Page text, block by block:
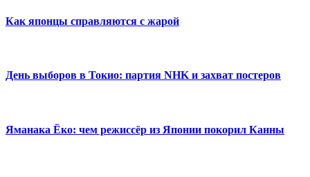
Как японцы справляются с жарой
День выборов в Токио: партия NHK и захват постеров
Яманака Ёко: чем режиссёр из Японии покорил Канны